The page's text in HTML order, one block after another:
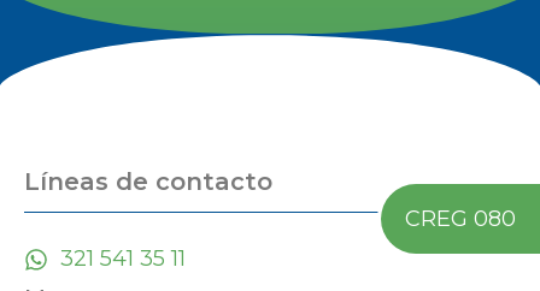
CREG 080
Líneas de contacto
321 541 35 11